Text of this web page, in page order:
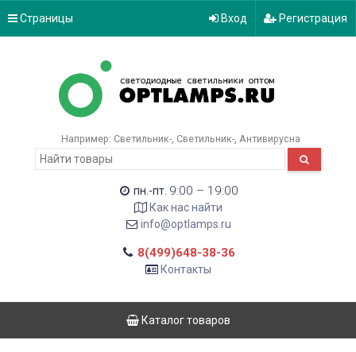
Страницы Вход Регистрация
Например: Светильник- Светильник- Антивирусна
пн.-пт. 9:00 – 19:00
Как нас найти
info@optlamps.ru
8(499)648-38-36
Контакты
Каталог товаров